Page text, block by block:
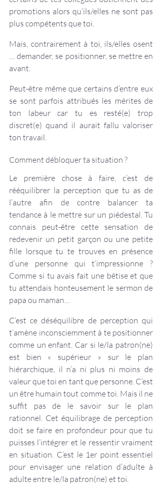
promotions alors qu’ils/elles ne sont pas
plus compétents que toi.
Mais, contrairement à toi, ils/elles osent
… demander, se positionner, se mettre en
avant.
Peut-être même que certains d’entre eux
se sont parfois attribués les mérites de
ton labeur car tu es resté(e) trop
discret(e) quand il aurait fallu valoriser
ton travail.
Comment débloquer ta situation ?
Le première chose à faire, c’est de
rééquilibrer la perception que tu as de
l’autre afin de contre balancer ta
tendance à le mettre sur un piédestal. Tu
connais peut-être cette sensation de
redevenir un petit garçon ou une petite
fille lorsque tu te trouves en présence
d’une personne qui t’impressionne ?
Comme si tu avais fait une bêtise et que
tu attendais honteusement le sermon de
papa ou maman…
C’est ce déséquilibre de perception qui
t’amène inconsciemment à te positionner
comme un enfant. Car si le/la patron(ne)
est bien « supérieur » sur le plan
hiérarchique, il n’a ni plus ni moins de
valeur que toi en tant que personne. C’est
un être humain tout comme toi. Mais il ne
suffit pas de le savoir sur le plan
rationnel. Cet équilibrage de perception
doit se faire en profondeur pour que tu
puisses l’intégrer et le ressentir vraiment
en situation. C’est le 1er point essentiel
pour envisager une relation d’adulte à
adulte entre le/la patron(ne) et toi.